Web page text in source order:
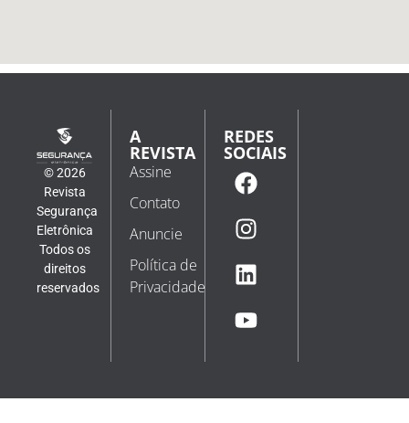
© 2026
Revista
Segurança
Eletrônica
Todos os
direitos
reservados
A
REVISTA
Assine
Contato
Anuncie
Política de
Privacidade
REDES
SOCIAIS